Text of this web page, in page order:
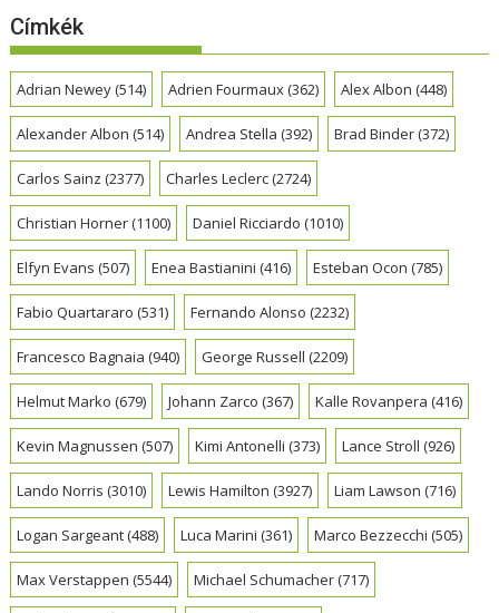
Címkék
Adrian Newey(514) Adrien Fourmaux(362) Alex Albon (448)
Alexander Albon (514) Andrea Stella (392) Brad Binder(372)
Carlos Sainz (2377) Charles Leclerc(2724)
Christian Horner(1100) Daniel Ricciardo (1010)
Elfyn Evans (507) Enea Bastianini (416) Esteban Ocon (785)
Fabio Quartararo (531) Fernando Alonso (2232)
Francesco Bagnaia (940) George Russell (2209)
Helmut Marko (679) Johann Zarco (367) Kalle Rovanpera (416)
Kevin Magnussen (507) Kimi Antonelli (373) Lance Stroll (926)
Lando Norris (3010) Lewis Hamilton (3927) Liam Lawson (716)
Logan Sargeant(488) Luca Marini (361) Marco Bezzecchi (505)
Max Verstappen (5544) Michael Schumacher(717)